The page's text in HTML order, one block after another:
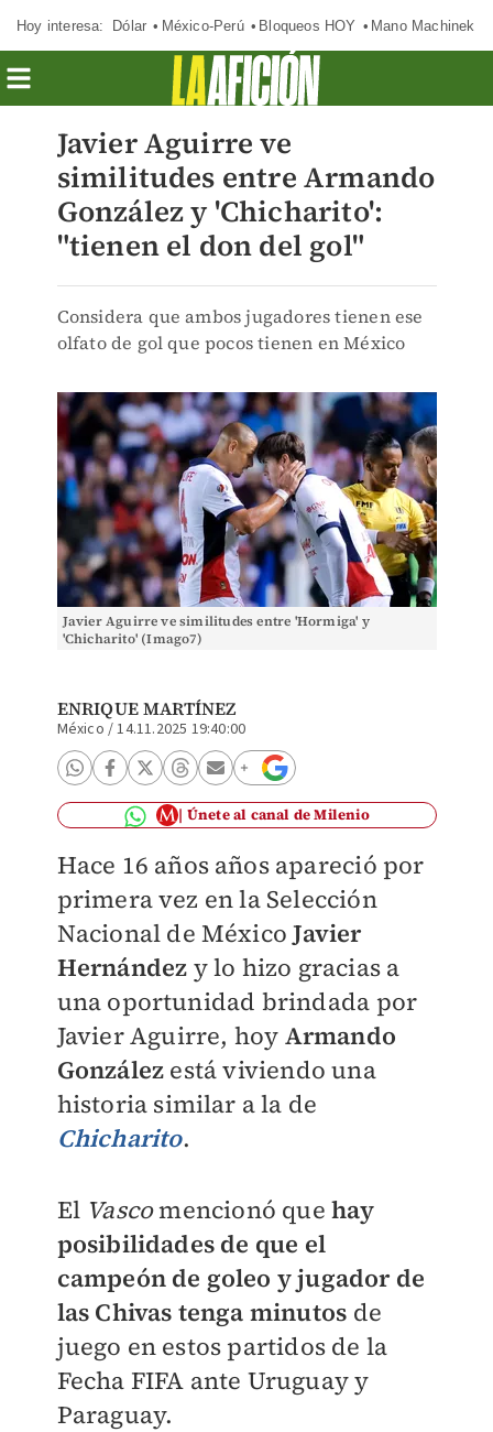
Hoy interesa: Dólar México-Perú Bloqueos HOY Mano Machinek
Javier Aguirre ve
similitudes entre Armando
González y 'Chicharito':
"tienen el don del gol"
Considera que ambos jugadores tienen ese
olfato de gol que pocos tienen en México
Javier Aguirre ve similitudes entre 'Hormiga' y
'Chicharito' (Imago7)
ENRIQUE MARTÍNEZ
México /14.11.2025 19:40:00
Únete al canal de Milenio
Hace 16 años años apareció por
primera vez en la Selección
Nacional de México Javier
Hernández y lo hizo gracias a
una oportunidad brindada por
Javier Aguirre, hoy Armando
González está viviendo una
historia similar a la de
Chicharito.
El Vascomencionó que hay
posibilidades de que el
campeón de goleo y jugador de
las Chivas tenga minutos de
juego en estos partidos de la
Fecha FIFA ante Uruguay y
Paraguay.